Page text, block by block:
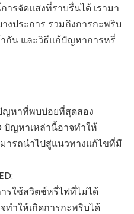
รจัดแสงที่ราบรื่นได้ เรามา
งประการ รวมถึงการกะพริบ
กัน และวิธีแก้ปัญหาการหรี่
ญหาที่พบบ่อยที่สุดสอง
ปัญหาเหล่านี้อาจทำให้
ารถนำไปสู่แนวทางแก้ไขที่มี
รใช้สวิตช์หรี่ไฟที่ไม่ได้
ทำให้เกิดการกะพริบได้